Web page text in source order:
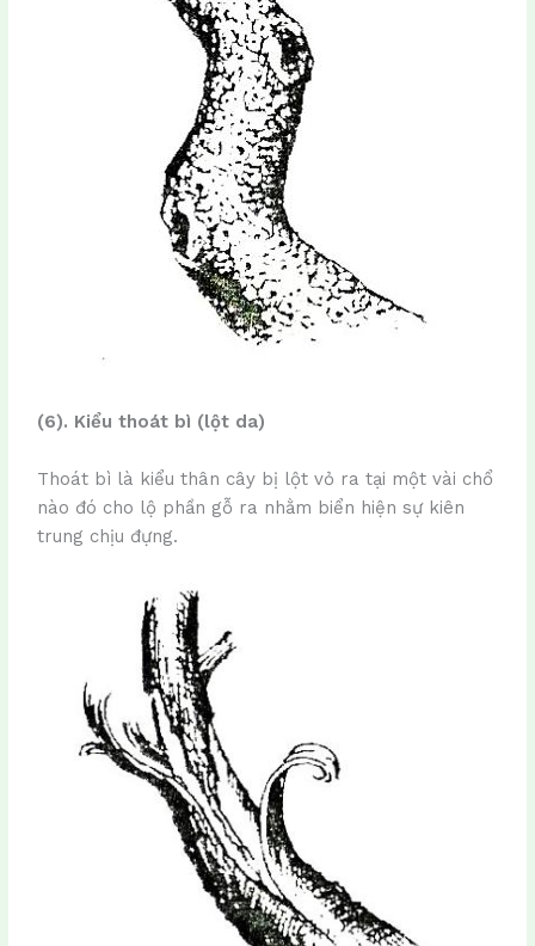
(6). Kiểu thoát bì (lột da)
Thoát bì là kiểu thân cây bị lột vỏ ra tại một vài chổ
nào đó cho lộ phần gỗ ra nhằm biển hiện sự kiên
trung chịu đựng.